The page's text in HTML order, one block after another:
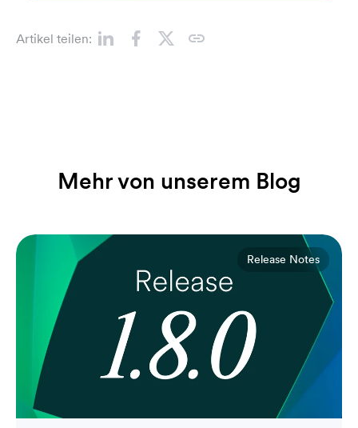
Artikel teilen:
Mehr von unserem Blog
Release Notes